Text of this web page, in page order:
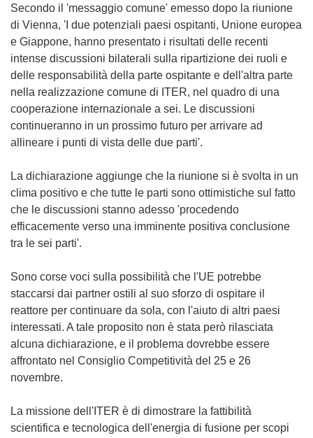
Secondo il 'messaggio comune' emesso dopo la riunione
di Vienna, 'I due potenziali paesi ospitanti, Unione europea
e Giappone, hanno presentato i risultati delle recenti
intense discussioni bilaterali sulla ripartizione dei ruoli e
delle responsabilità della parte ospitante e dell'altra parte
nella realizzazione comune di ITER, nel quadro di una
cooperazione internazionale a sei. Le discussioni
continueranno in un prossimo futuro per arrivare ad
allineare i punti di vista delle due parti'.
La dichiarazione aggiunge che la riunione si è svolta in un
clima positivo e che tutte le parti sono ottimistiche sul fatto
che le discussioni stanno adesso 'procedendo
efficacemente verso una imminente positiva conclusione
tra le sei parti'.
Sono corse voci sulla possibilità che l'UE potrebbe
staccarsi dai partner ostili al suo sforzo di ospitare il
reattore per continuare da sola, con l'aiuto di altri paesi
interessati. A tale proposito non è stata però rilasciata
alcuna dichiarazione, e il problema dovrebbe essere
affrontato nel Consiglio Competitività del 25 e 26
novembre.
La missione dell'ITER è di dimostrare la fattibilità
scientifica e tecnologica dell'energia di fusione per scopi